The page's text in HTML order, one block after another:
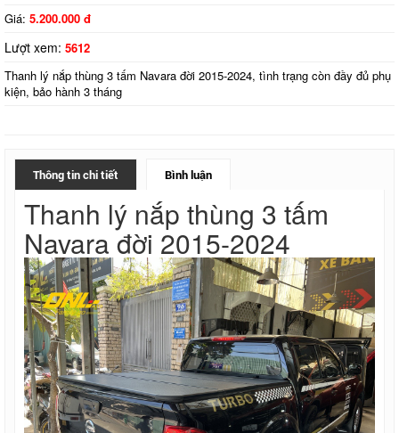
Giá: 5.200.000 đ
Lượt xem: 5612
Thanh lý nắp thùng 3 tấm Navara đời 2015-2024, tình trạng còn đầy đủ phụ
kiện, bảo hành 3 tháng
Thông tin chi tiết Bình luận
Thanh lý nắp thùng 3 tấm
Navara đời 2015-2024